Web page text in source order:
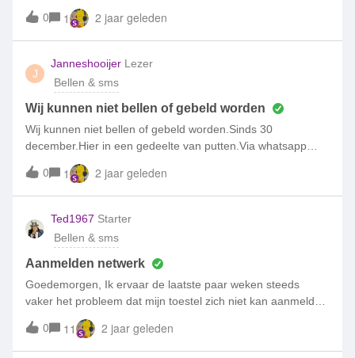
die recent bij Simpel zijn uitgevoerd? Ik heb een Pixel 5
telefoon. volte heeft voorheen wel gewerkt.
0 1 2 jaar geleden
J
Janneshooijer Lezer
Bellen & sms
Wij kunnen niet bellen of gebeld worden
Wij kunnen niet bellen of gebeld worden.Sinds 30
december.Hier in een gedeelte van putten.Via whatsapp
komen we niet verder , want die zeggen dat we kunnen
bellen met 088.Maar wij hebben geen telefoonHier in de
straat meerdere families die het zelfde probleem
hebben.Wie o wie kan ons helpen, ivm ziekte hebben we
telefoon nodig.
0 1 2 jaar geleden
Ted1967 Starter
Bellen & sms
Aanmelden netwerk
Goedemorgen, Ik ervaar de laatste paar weken steeds
vaker het probleem dat mijn toestel zich niet kan aanmelden
bij het netwerk. Alle stappen doorlopen van
beschreven oplossingen maar het enige wat helpt is om mijn
toestel opnieuw op te starten. Hierdoor ben ik niet
0 11 2 jaar geleden